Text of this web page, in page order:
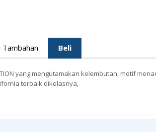
Beli
yang mengutamakan kelembutan, motif
terbaik dikelasnya,